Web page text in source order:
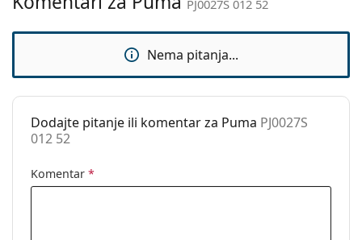
Marka:
Puma
Moda
PJ0027S 012 52
Nema pitanja...
Dodajte pitanje ili komentar za Puma PJ0027S
012 52
Komentar *